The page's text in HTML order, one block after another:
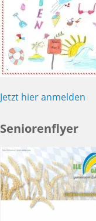
Jetzt hier anmelden
Seniorenflyer